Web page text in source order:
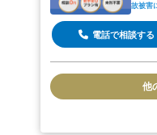
故被害
間外の
電話で相談する
他